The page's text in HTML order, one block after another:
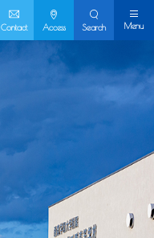
Contact Access Search Menu